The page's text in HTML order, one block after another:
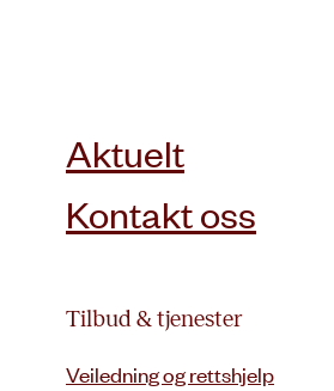
Aktuelt
Kontakt oss
Tilbud & tjenester
Veiledning og rettshjelp